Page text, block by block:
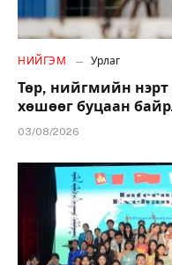
НИЙГЭМ Урлаг
Төр, нийгмийн нэрт
хөшөөг буцаан
03/08/2026